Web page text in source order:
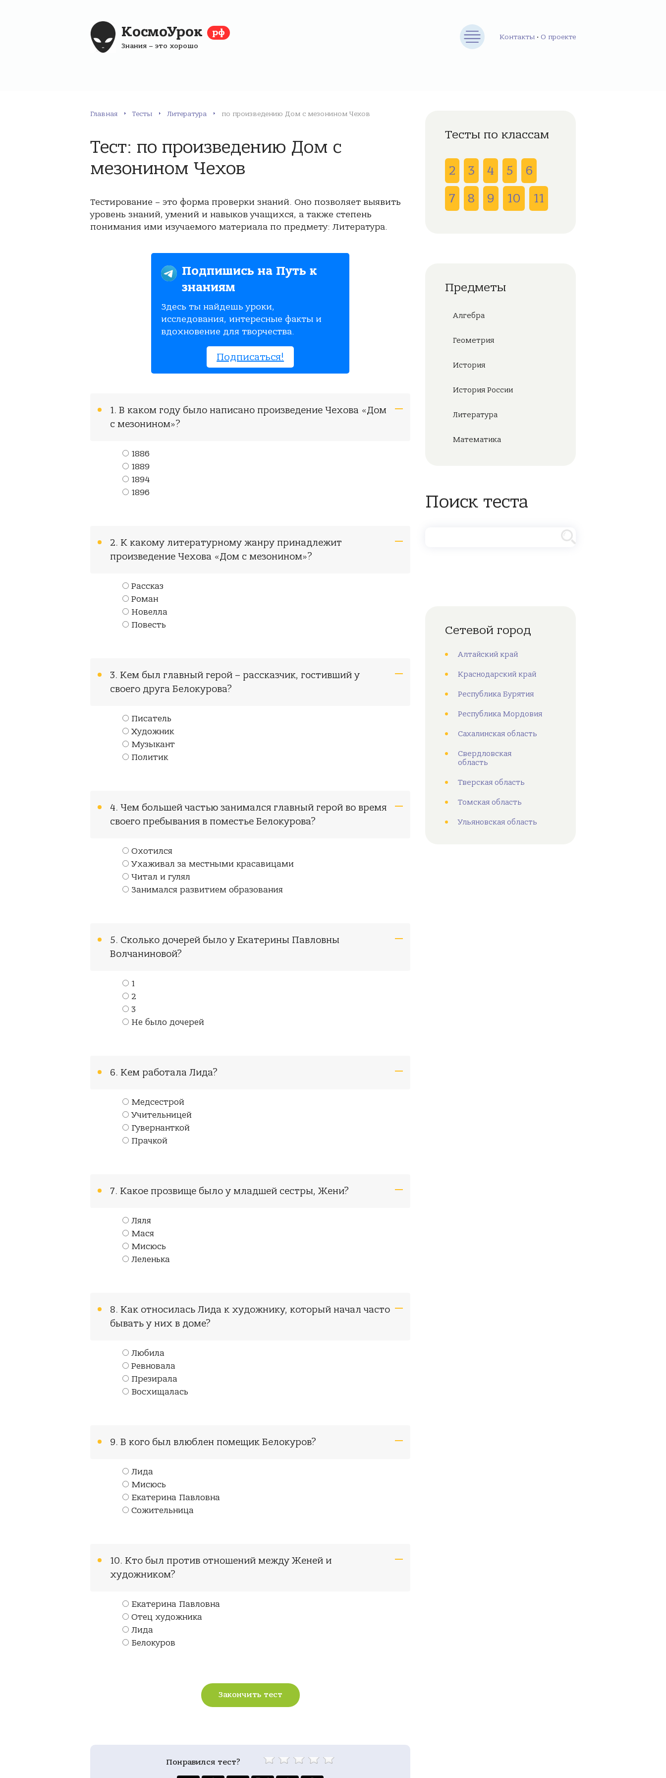
КосмоУрок рф
Знания – это хорошо
Контакты • О проекте
Главная Тесты Литература по произведению Дом с мезонином Чехов
Тест: по произведению Дом с
мезонином Чехов
Тестирование – это форма проверки знаний. Оно позволяет выявить
уровень знаний, умений и навыков учащихся, а также степень
понимания ими изучаемого материала по предмету: Литература.
Подпишись на Путь к
знаниям
Здесь ты найдешь уроки,
исследования, интересные факты и
вдохновение для творчества.
Подписаться!
1. В каком году было написано произведение Чехова «Дом
с мезонином»?
1886
1889
1894
1896
2. К какому литературному жанру принадлежит
произведение Чехова «Дом с мезонином»?
Рассказ
Роман
Новелла
Повесть
3. Кем был главный герой – рассказчик, гостивший у
своего друга Белокурова?
Писатель
Художник
Музыкант
Политик
4. Чем большей частью занимался главный герой во время
своего пребывания в поместье Белокурова?
Охотился
Ухаживал за местными красавицами
Читал и гулял
Занимался развитием образования
5. Сколько дочерей было у Екатерины Павловны
Волчаниновой?
1
2
3
Не было дочерей
6. Кем работала Лида?
Медсестрой
Учительницей
Гувернанткой
Прачкой
7. Какое прозвище было у младшей сестры, Жени?
Ляля
Мася
Мисюсь
Леленька
8. Как относилась Лида к художнику, который начал часто
бывать у них в доме?
Любила
Ревновала
Презирала
Восхищалась
9. В кого был влюблен помещик Белокуров?
Лида
Мисюсь
Екатерина Павловна
Сожительница
10. Кто был против отношений между Женей и
художником?
Екатерина Павловна
Отец художника
Лида
Белокуров
Закончить тест
Понравился тест?
Тесты по классам
2 3 4 5
6
7
8 9 10 11
Предметы
Алгебра
Геометрия
История
История России
Литература
Математика
Поиск теста
Сетевой город
Алтайский край
Краснодарский край
Республика Бурятия
Республика Мордовия
Сахалинская область
Свердловская
область
Тверская область
Томская область
Ульяновская область